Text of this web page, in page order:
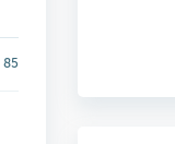
85